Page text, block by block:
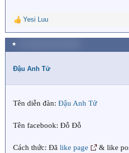
R
e
a
c
i
n
:
Yesi Luu
★
Đậu Anh Tử
Tên diễn đàn: Đậu Anh Tử
Tên facebook: Đỗ Đỗ
Cách thức: Đã like page & like